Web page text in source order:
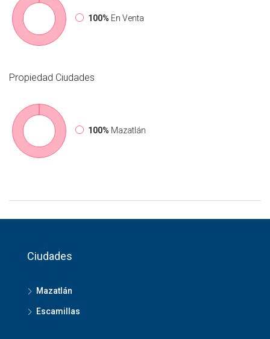
100% En Venta
Propiedad Ciudades
100% Mazatlán
Ciudades
Mazatlán
Escamillas